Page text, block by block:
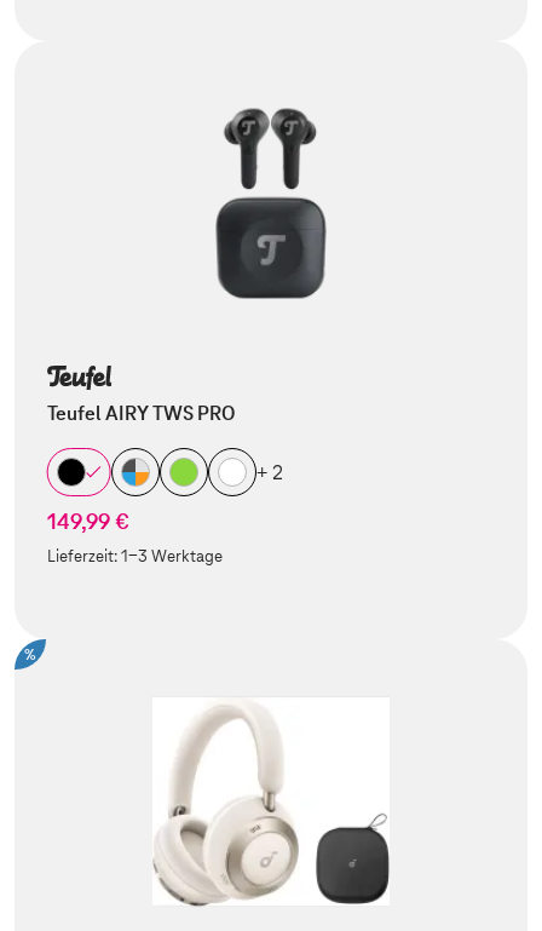
Teufel AIRY TWS PRO
+ 2
149,99 €
Lieferzeit:1-3 Werktage
%